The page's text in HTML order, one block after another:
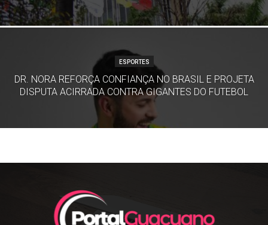
ESPORTES
DR. NORA REFORÇA CONFIANÇA NO BRASIL E PROJETA
DISPUTA ACIRRADA CONTRA GIGANTES DO FUTEBOL